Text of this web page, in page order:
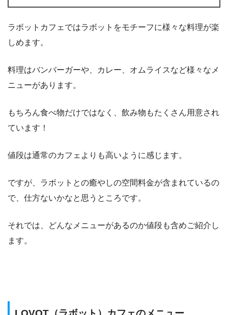
ラボットカフェではラボットをモチーフに様々な料理が楽
しめます。
料理はバンバーガーや、カレー、オムライスなど様々なメ
ニューがあります。
もちろん食べ物だけではなく、飲み物もたくさん用意され
ています！
値段は通常のカフェよりも高いように感じます。
ですが、ラボットとの癒やしの空間料金が含まれているの
で、仕方ないかなと思うところです。
それでは、どんなメニューがあるのか値段も含めご紹介し
ます。